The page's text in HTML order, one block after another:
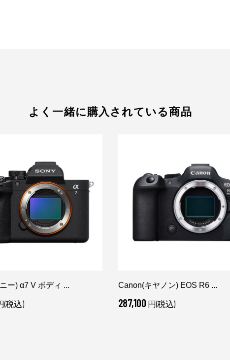
よく一緒に購入されている商品
ー) α7 V ボディ ...
(税込)
Canon(キヤノン) EOS R6 ...
287,100 円(税込)